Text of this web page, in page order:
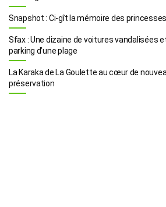
Snapshot : Ci-gît la mémoire des
Sfax : Une dizaine de voitures vandalisées
parking d’une plage
La Karaka de La Goulette au cœur de
préservation